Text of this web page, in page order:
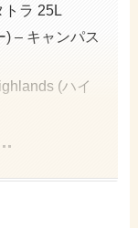
トラ 25L
) – キャンパス
(ハイ